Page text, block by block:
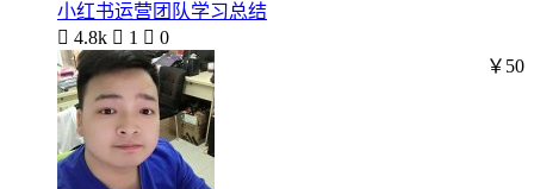
小红书运营团队学习总结
 4.8k  1  0
￥50